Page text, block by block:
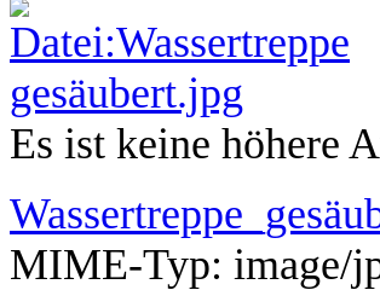
Es ist keine höhere
MIME-Typ: image/